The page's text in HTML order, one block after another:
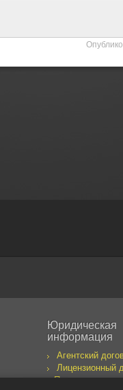
Юридическая
информация
Агентский
Лицензионный
Правила